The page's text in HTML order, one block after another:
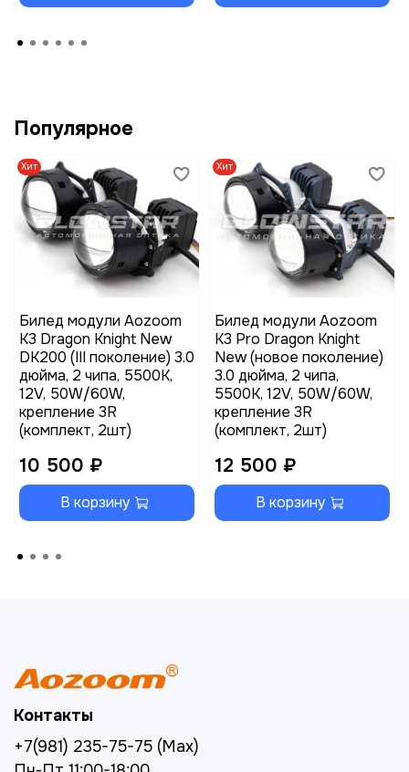
Популярное
Хит
Билед модули Aozoom
K3 Dragon Knight New
DK200 (III поколение) 3.0
дюйма, 2 чипа, 5500K,
12V, 50W/60W,
крепление 3R
(комплект, 2шт)
10 500 ₽
В корзину
Хит
Билед модули Aozoom
K3 Pro Dragon Knight
New (новое поколение)
3.0 дюйма, 2 чипа,
5500K, 12V, 50W/60W,
крепление 3R
(комплект, 2шт)
12 500 ₽
В корзину
Контакты
+7(981) 235-75-75 (Max)